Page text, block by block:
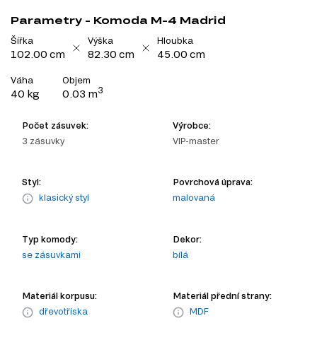
Parametry - Komoda M-4 Madrid
Šířka
102.00 cm
Výška
82.30 cm
Hloubka
45.00 cm
Váha
40 kg
Objem
0.03 m3
Počet zásuvek:
3 zásuvky
Výrobce:
VIP-master
Styl:
klasický styl
Povrchová úprava:
malovaná
Typ komody:
se zásuvkami
Dekor:
bílá
Materiál korpusu:
dřevotříska
Materiál přední strany:
MDF